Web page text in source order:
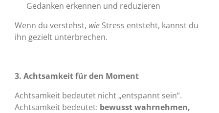
Gedanken erkennen und reduzieren
Wenn du verstehst, wie Stress entsteht, kannst du
ihn gezielt unterbrechen.
3. Achtsamkeit für den Moment
Achtsamkeit bedeutet nicht „entspannt sein“.
Achtsamkeit bedeutet: bewusst wahrnehmen,